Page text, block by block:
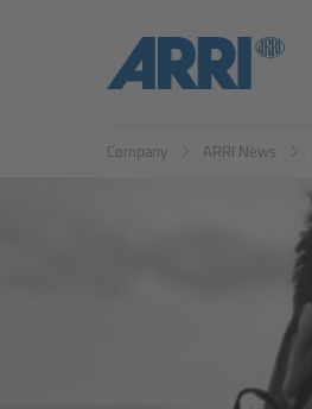
Company ARRI News